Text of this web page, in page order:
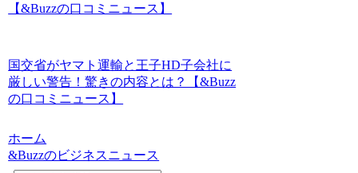
【&Buzzの口コミニュース】
国交省がヤマト運輸と王子HD子会社に
厳しい警告！驚きの内容とは？【&Buzz
の口コミニュース】
ホーム
&Buzzのビジネスニュース